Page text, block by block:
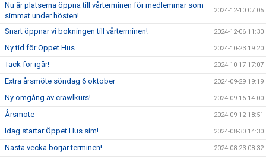
Nu är platserna öppna till vårterminen för medlemmar som
simmat under hösten!
2024-12-10 07:05
Snart öppnar vi bokningen till vårterminen! 2024-12-06 11:30
Ny tid för Öppet Hus 2024-10-23 19:20
Tack för igår! 2024-10-17 17:07
Extra årsmöte söndag 6 oktober 2024-09-29 19:19
Ny omgång av crawlkurs! 2024-09-16 14:00
Årsmöte 2024-09-12 18:51
Idag startar Öppet Hus sim! 2024-08-30 14:30
Nästa vecka börjar terminen! 2024-08-23 08:32